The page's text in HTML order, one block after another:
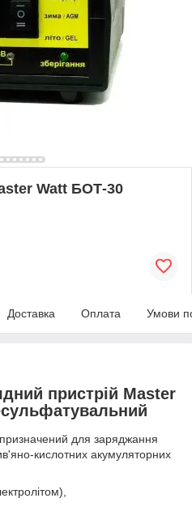
Watt БОТ-30
Доставка Оплата Умови
пристрій Master
для заряджання
кислотних акумуляторних